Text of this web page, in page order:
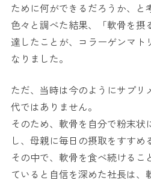
ために何ができるだろうか、と
色々と調べた結果、「軟骨を摂
達したことが、コラーゲンマト
なりました。
ただ、当時は今のようにサプリ
代ではありません。
そのため、軟骨を自分で粉末状
し、母親に毎日の摂取をすすめ
その中で、軟骨を食べ続けるこ
ていると自信を深めた社長は